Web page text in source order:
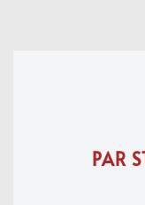
PAR